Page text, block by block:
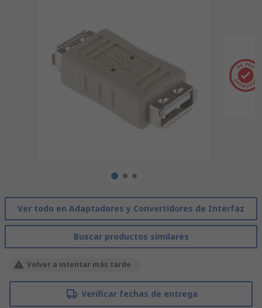
Ver todo en Adaptadores y Convertidores de Interfaz
Buscar productos similares
Volver a intentar más tarde
Verificar fechas de entrega